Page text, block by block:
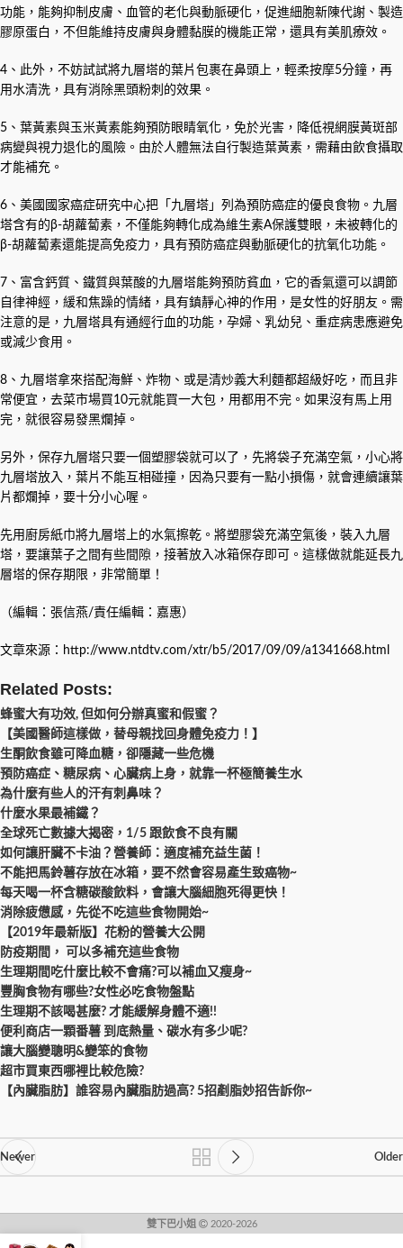
功能，能夠抑制皮膚、血管的老化與動脈硬化，促進細胞新陳代謝、製造
膠原蛋白，不但能維持皮膚與身體黏膜的機能正常，還具有美肌療效。
4、此外，不妨試試將九層塔的葉片包裹在鼻頭上，輕柔按摩5分鐘，再
用水清洗，具有消除黑頭粉刺的效果。
5、葉黃素與玉米黃素能夠預防眼睛氧化，免於光害，降低視網膜黃斑部
病變與視力退化的風險。由於人體無法自行製造葉黃素，需藉由飲食攝取
才能補充。
6、美國國家癌症研究中心把「九層塔」列為預防癌症的優良食物。九層
塔含有的β-胡蘿蔔素，不僅能夠轉化成為維生素A保護雙眼，未被轉化的
β-胡蘿蔔素還能提高免疫力，具有預防癌症與動脈硬化的抗氧化功能。
7、富含鈣質、鐵質與葉酸的九層塔能夠預防貧血，它的香氣還可以調節
自律神經，緩和焦躁的情緒，具有鎮靜心神的作用，是女性的好朋友。需
注意的是，九層塔具有通經行血的功能，孕婦、乳幼兒、重症病患應避免
或減少食用。
8、九層塔拿來搭配海鮮、炸物、或是清炒義大利麵都超級好吃，而且非
常便宜，去菜市場買10元就能買一大包，用都用不完。如果沒有馬上用
完，就很容易發黑爛掉。
另外，保存九層塔只要一個塑膠袋就可以了，先將袋子充滿空氣，小心將
九層塔放入，葉片不能互相碰撞，因為只要有一點小損傷，就會連續讓葉
片都爛掉，要十分小心喔。
先用廚房紙巾將九層塔上的水氣擦乾。將塑膠袋充滿空氣後，裝入九層
塔，要讓葉子之間有些間隙，接著放入冰箱保存即可。這樣做就能延長九
層塔的保存期限，非常簡單！
（編輯：張信燕/責任編輯：嘉惠）
文章來源：http://www.ntdtv.com/xtr/b5/2017/09/09/a1341668.html
Related Posts:
蜂蜜大有功效, 但如何分辦真蜜和假蜜？
【美國醫師這樣做，替母親找回身體免疫力！】
生酮飲食雖可降血糖，卻隱藏一些危機
預防癌症、糖尿病、心臟病上身，就靠一杯極簡養生水
為什麼有些人的汗有刺鼻味？
什麼水果最補鐵？
全球死亡數據大揭密，1/5 跟飲食不良有關
如何讓肝臟不卡油？營養師：適度補充益生菌！
不能把馬鈴薯存放在冰箱，要不然會容易產生致癌物~
每天喝一杯含糖碳酸飲料，會讓大腦細胞死得更快！
消除疲憊感，先從不吃這些食物開始~
【2019年最新版】花粉的營養大公開
防疫期間， 可以多補充這些食物
生理期間吃什麼比較不會痛?可以補血又瘦身~
豐胸食物有哪些?女性必吃食物盤點
生理期不該喝甚麼? 才能緩解身體不適!!
便利商店一顆番薯 到底熱量、碳水有多少呢?
讓大腦變聰明&變笨的食物
超市買東西哪裡比較危險?
【內臟脂肪】誰容易內臟脂肪過高? 5招剷脂妙招告訴你~
Newer Older
雙下巴小姐 2020-2026